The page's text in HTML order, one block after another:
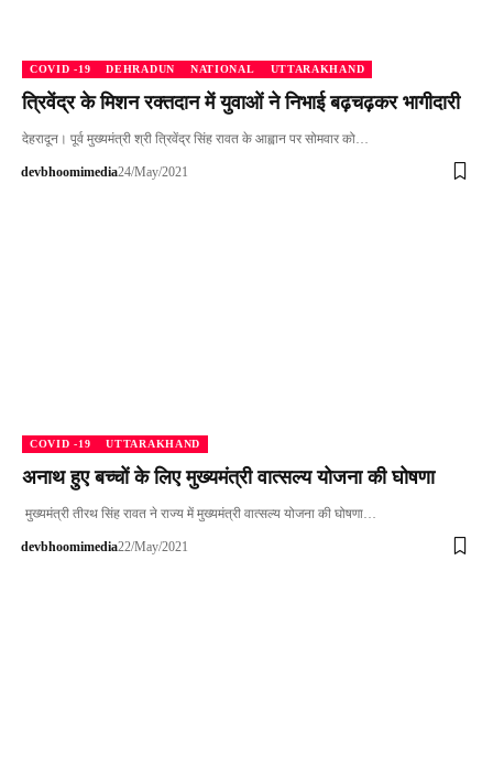
COVID -19 DEHRADUN NATIONAL UTTARAKHAND
त्रिवेंद्र के मिशन रक्तदान में युवाओं ने निभाई बढ़चढ़कर भागीदारी
देहरादून। पूर्व मुख्यमंत्री श्री त्रिवेंद्र सिंह रावत के आह्वान पर सोमवार को…
devbhoomimedia24/May/2021
COVID -19 UTTARAKHAND
अनाथ हुए बच्चों के लिए मुख्यमंत्री वात्सल्य योजना की घोषणा
मुख्यमंत्री तीरथ सिंह रावत ने राज्य में मुख्यमंत्री वात्सल्य योजना की घोषणा…
devbhoomimedia22/May/2021